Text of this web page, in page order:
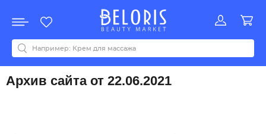
Акции
Все бренды
0-9ABCDEFGHIJKLMNOPQRSTUVWYZАБВДЗИМОКЛНПРСТУФ
Архив сайта от 22.06.2021